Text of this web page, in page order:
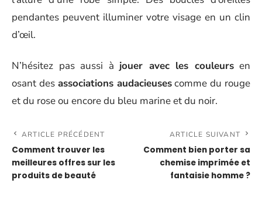
pendantes peuvent illuminer votre visage en un clin
d’œil.
N’hésitez pas aussi à jouer avec les couleursen
osant des associations audacieusescomme du rouge
et du rose ou encore du bleu marine et du noir.
ARTICLE PRÉCÉDENT
Comment trouver les
meilleures offres sur les
produits de beauté
ARTICLE SUIVANT
Comment bien porter sa
chemise imprimée et
fantaisie homme ?